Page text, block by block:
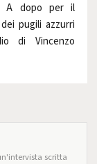
A dopo per il
pugili azzurri
di Vincenzo
scritta